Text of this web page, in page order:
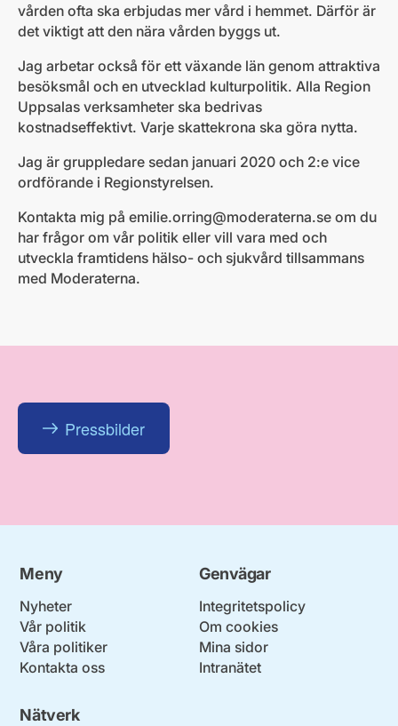
vården ofta ska erbjudas mer vård i hemmet. Därför är
det viktigt att den nära vården byggs ut.
Jag arbetar också för ett växande län genom attraktiva
besöksmål och en utvecklad kulturpolitik. Alla Region
Uppsalas verksamheter ska bedrivas
kostnadseffektivt. Varje skattekrona ska göra nytta.
Jag är gruppledare sedan januari 2020 och 2:e vice
ordförande i Regionstyrelsen.
Kontakta mig på emilie.orring@moderaterna.se om du
har frågor om vår politik eller vill vara med och
utveckla framtidens hälso- och sjukvård tillsammans
med Moderaterna.
Pressbilder
Meny
Nyheter
Vår politik
Våra politiker
Kontakta oss
Genvägar
Integritetspolicy
Om cookies
Mina sidor
Intranätet
Nätverk